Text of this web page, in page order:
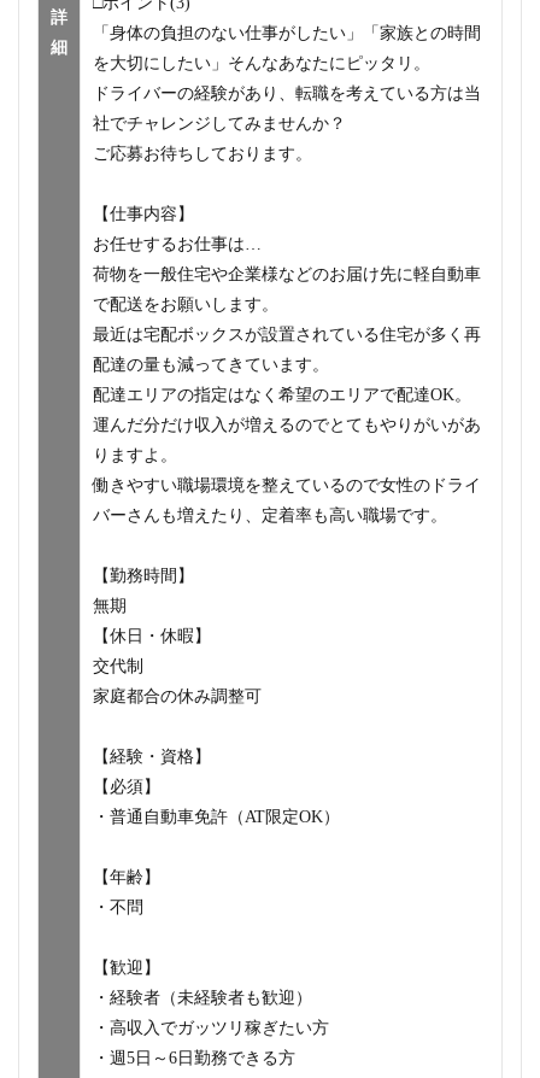
詳
細
「身体の負担のない仕事がしたい」「家族との時間
を大切にしたい」そんなあなたにピッタリ。
ドライバーの経験があり、転職を考えている方は当
社でチャレンジしてみませんか？
ご応募お待ちしております。
【仕事内容】
お任せするお仕事は…
荷物を一般住宅や企業様などのお届け先に軽自動車
で配送をお願いします。
最近は宅配ボックスが設置されている住宅が多く再
配達の量も減ってきています。
配達エリアの指定はなく希望のエリアで配達OK。
運んだ分だけ収入が増えるのでとてもやりがいがあ
りますよ。
働きやすい職場環境を整えているので女性のドライ
バーさんも増えたり、定着率も高い職場です。
【勤務時間】
無期
【休日・休暇】
交代制
家庭都合の休み調整可
【経験・資格】
【必須】
・普通自動車免許（AT限定OK）
【年齢】
・不問
【歓迎】
・経験者（未経験者も歓迎）
・高収入でガッツリ稼ぎたい方
・週5日～6日勤務できる方